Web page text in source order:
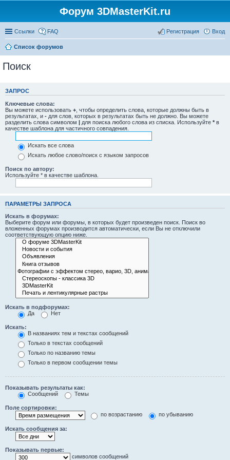
Форум 3DMasterKit.ru
Ссылки FAQ Вход
Регистрация
Список форумов
Поиск
ЗАПРОС
Ключевые слова:
Вы можете использовать + , чтобы определить слова, которые должны быть в
результатах, и - для слов, которых в результатах быть не должно. Вы можете
разделить слова символом | для поиска любого слова из списка. Используйте * в
качестве шаблона для частичного совпадения.
Искать все слова
Искать любое слово/поиск с языком запросов
Поиск по автору:
Используйте * в качестве шаблона.
ПАРАМЕТРЫ ЗАПРОСА
Искать в форумах:
Выберите форум или форумы, в которых будет произведен поиск. Поиск во
вложенных форумах производится автоматически, если Вы не отключили
соответствующую опцию ниже.
Искать в подфорумах:
Да
Нет
Искать:
В названиях тем и текстах сообщений
Только в текстах сообщений
Только по названию темы
Только в первом сообщении темы
Показывать результаты как:
Сообщений
Темы
Поле сортировки:
по возрастанию
по убыванию
Искать сообщения за:
Показывать первые:
символов сообщений